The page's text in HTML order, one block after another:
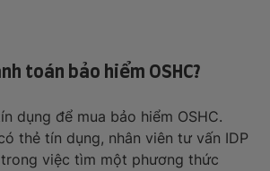
toán bảo hiểm OSHC?
dụng để mua bảo hiểm OSHC.
thẻ tín dụng, nhân viên tư vấn IDP
việc tìm một phương thức